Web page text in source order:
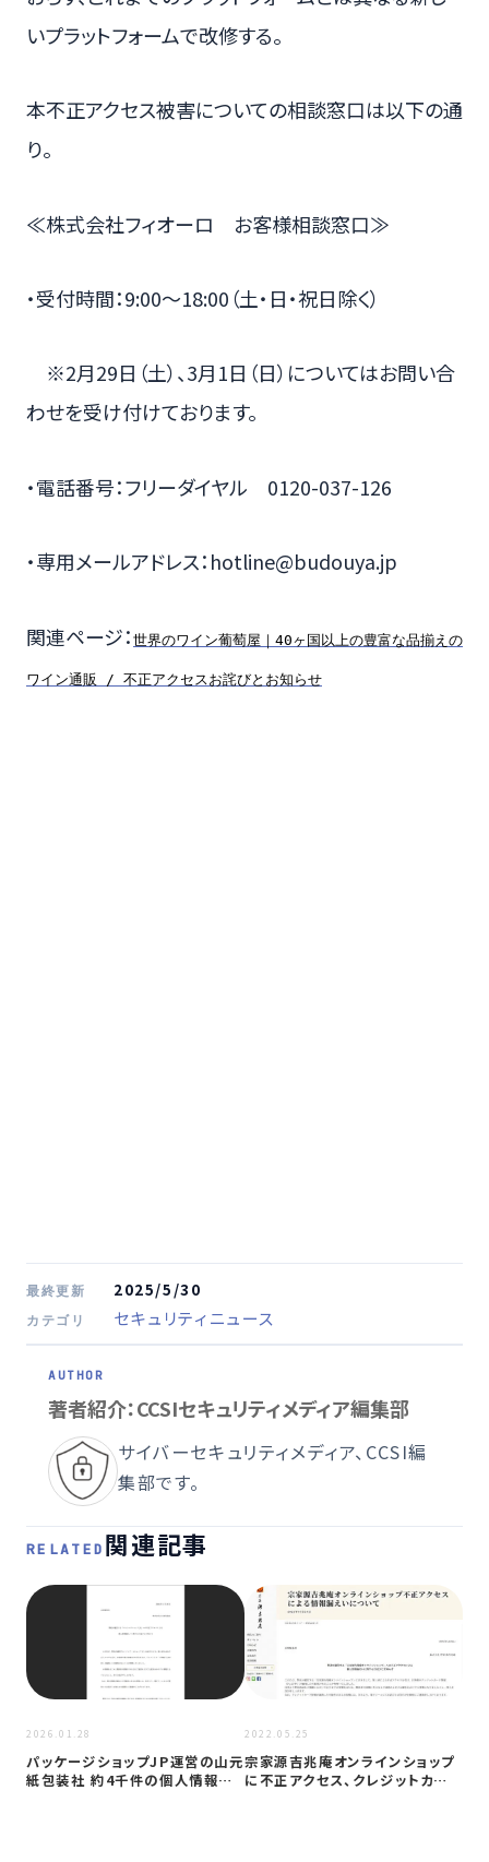
いプラットフォームで改修する。
本不正アクセス被害についての相談窓口は以下の通
り。
≪株式会社フィオーロ お客様相談窓口≫
・受付時間：9:00～18:00（土・日・祝日除く）
※2月29日（土）、3月1日（日）についてはお問い合
わせを受け付けております。
・電話番号：フリーダイヤル 0120-037-126
・専用メールアドレス：hotline@budouya.jp
関連ページ： 世界のワイン葡萄屋｜40ヶ国以上の豊富な品揃えの
ワイン通販 / 不正アクセスお詫びとお知らせ
最終更新 2025/5/30
カテゴリ セキュリティニュース
著者紹介：CCSIセキュリティメディア編集部
サイバーセキュリティメディア、CCSI編
集部です。
RELATED 関連記事
2026.01.28
パッケージショップJP運営の山元
紙包装社 約4千件の個人情報漏
2022.05.25
宗家源吉兆庵オンラインショップ
に不正アクセス、クレジットカード